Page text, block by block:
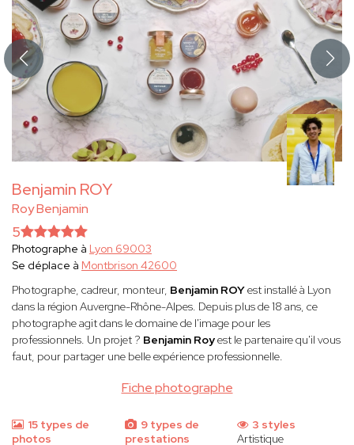
Benjamin ROY
Roy Benjamin
Fiche photographe
5
Photographe à Lyon 69003
Se déplace à Montbrison 42600
Photographe, cadreur, monteur, Benjamin ROYest installé à Lyon
dans la région Auvergne-Rhône-Alpes. Depuis plus de 18 ans, ce
photographe agit dans le domaine de l'image pour les
professionnels. Un projet ? Benjamin Royest le partenaire qu'il vous
faut, pour partager une belle expérience professionnelle.
15 types de
photos
9 types de
prestations
3 styles
Artistique